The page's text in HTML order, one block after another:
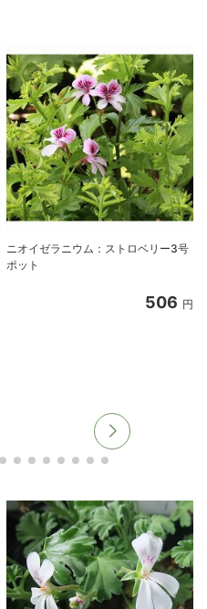
ニオイゼラニウム：ストロベリー3号
ポット
506 円